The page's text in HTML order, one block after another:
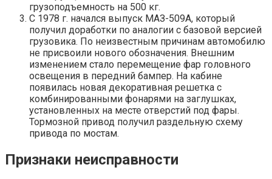
грузоподъемность на 500 кг.
С 1978 г. начался выпуск МАЗ-509А, который
получил доработки по аналогии с базовой версией
грузовика. По неизвестным причинам автомобилю
не присвоили нового обозначения. Внешним
изменением стало перемещение фар головного
освещения в передний бампер. На кабине
появилась новая декоративная решетка с
комбинированными фонарями на заглушках,
установленных на месте отверстий под фары.
Тормозной привод получил раздельную схему
привода по мостам.
Признаки неисправности